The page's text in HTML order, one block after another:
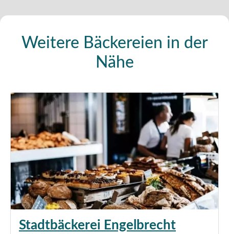
Weitere Bäckereien in der
Nähe
Stadtbäckerei Engelbrecht